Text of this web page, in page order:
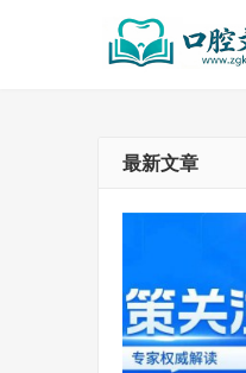
最新文章